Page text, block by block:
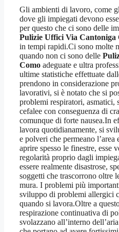
Gli ambienti di lavoro, come
dove gli impiegati devono
per questo che ci sono delle
Pulizie Uffici Via Cantoniga
in tempi rapidi.Ci sono molte
quando non ci sono delle
Como adeguate e ultra
ultime statistiche effettuate
prendono in considerazione
lavorativi, si è notato che si
problemi respiratori, asmatici,
cefalee con conseguenza di
comunque di forte nausea.In
lavora quotidianamente, si
e polveri che permeano l’area
aprire spesso le finestre, esse
regolarità proprio dagli
essere realmente disastrose,
soggetti che trascorrono oltre
mura. I problemi più
sviluppo di problemi allergici
quando si lavora.Oltre a
respirazione continuativa di
svolazzano all’interno